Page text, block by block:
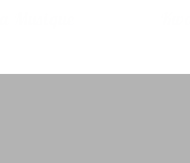
Musique